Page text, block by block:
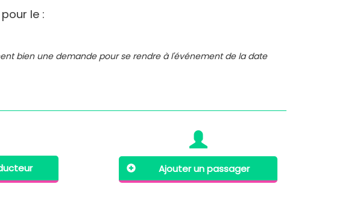
le :
bien une demande pour se rendre à l'événement de la date
Ajouter un passager